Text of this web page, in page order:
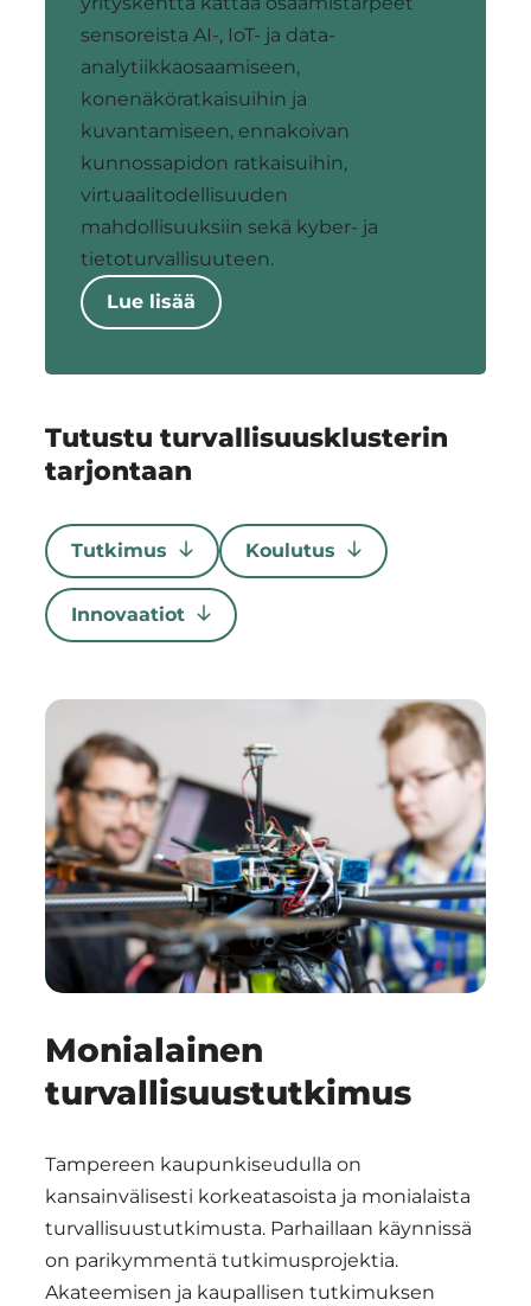
sensoreista AI-, IoT- ja data-
analytiikkaosaamiseen,
konenäköratkaisuihin ja
kuvantamiseen, ennakoivan
kunnossapidon ratkaisuihin,
virtuaalitodellisuuden
mahdollisuuksiin sekä kyber- ja
tietoturvallisuuteen.
Lue lisää
Tutustu turvallisuusklusterin
tarjontaan
Tutkimus Koulutus
Innovaatiot
Monialainen
turvallisuustutkimus
Tampereen kaupunkiseudulla on
kansainvälisesti korkeatasoista ja monialaista
turvallisuustutkimusta. Parhaillaan käynnissä
on parikymmentä tutkimusprojektia.
Akateemisen ja kaupallisen tutkimuksen